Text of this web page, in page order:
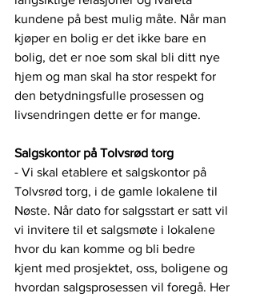
kundene på best mulig måte. Når man
kjøper en bolig er det ikke bare en
bolig, det er noe som skal bli ditt nye
hjem og man skal ha stor respekt for
den betydningsfulle prosessen og
livsendringen dette er for mange.
Salgskontor på Tolvsrød torg
- Vi skal etablere et salgskontor på
Tolvsrød torg, i de gamle lokalene til
Nøste. Når dato for salgsstart er satt vil
vi invitere til et salgsmøte i lokalene
hvor du kan komme og bli bedre
kjent med prosjektet, oss, boligene og
hvordan salgsprosessen vil foregå. Her